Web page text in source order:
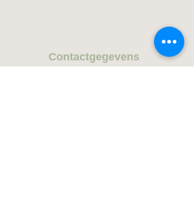
Contactgegevens